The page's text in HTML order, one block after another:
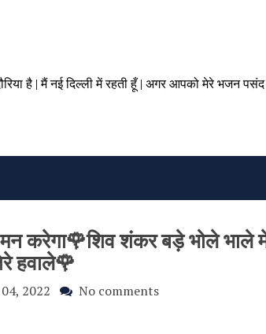
है | मैं नई दिल्ली में रहती हूँ | अगर आपको मेरे
करेगा🌹शिव शंकर बड़े भोले भाले
हवाले🌹
2022 No comments